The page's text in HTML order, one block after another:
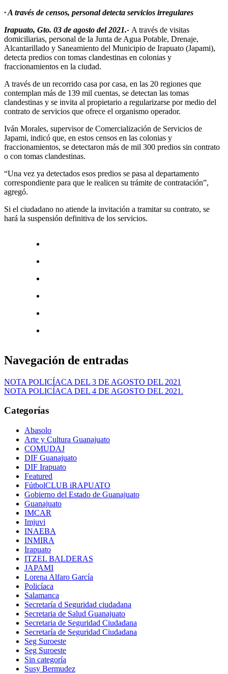
· A través de censos, personal detecta servicios irregulares
Irapuato, Gto. 03 de agosto del 2021.- A través de visitas
domiciliarias, personal de la Junta de Agua Potable, Drenaje,
Alcantarillado y Saneamiento del Municipio de Irapuato (Japami),
detecta predios con tomas clandestinas en colonias y
fraccionamientos en la ciudad.
A través de un recorrido casa por casa, en las 20 regiones que
contemplan más de 139 mil cuentas, se detectan las tomas
clandestinas y se invita al propietario a regularizarse por medio del
contrato de servicios que ofrece el organismo operador.
Iván Morales, supervisor de Comercialización de Servicios de
Japami, indicó que, en estos censos en las colonias y
fraccionamientos, se detectaron más de mil 300 predios sin contrato
o con tomas clandestinas.
“Una vez ya detectados esos predios se pasa al departamento
correspondiente para que le realicen su trámite de contratación”,
agregó.
Si el ciudadano no atiende la invitación a tramitar su contrato, se
hará la suspensión definitiva de los servicios.
Navegación de entradas
NOTA POLICÍACA DEL 3 DE AGOSTO DEL 2021
NOTA POLICÍACA DEL 4 DE AGOSTO DEL 2021.
Categorías
Abasolo
Arte y Cultura Guanajuato
COMUDAJ
DIF Guanajuato
DIF Irapuato
Featured
FútbolCLUB iRAPUATO
Gobierno del Estado de Guanajuato
Guanajuato
IMCAR
Imjuvi
INAEBA
INMIRA
Irapuato
ITZEL BALDERAS
JAPAMI
Lorena Alfaro García
Policíaca
Salamanca
Secretaría d Seguridad ciudadana
Secretaria de Salud Guanajuato
Secretaria de Seguridad Ciudadana
Secretaría de Seguridad Ciudadana
Seg Suroeste
Seg Suroeste
Sin categoría
Susy Bermudez